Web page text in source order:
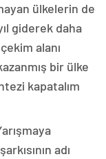
ülkelerin de
giderek daha
alanı
bir ülke
kapatalım
adı